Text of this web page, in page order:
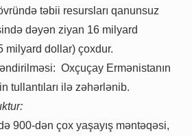
təbii resursları qanunsuz
dəyən ziyan 16 milyard
milyard dollar) çoxdur.
Oxçuçay Ermənistanın
tullantıları ilə zəhərlənib.
900-dən çox yaşayış məntəqəsi,